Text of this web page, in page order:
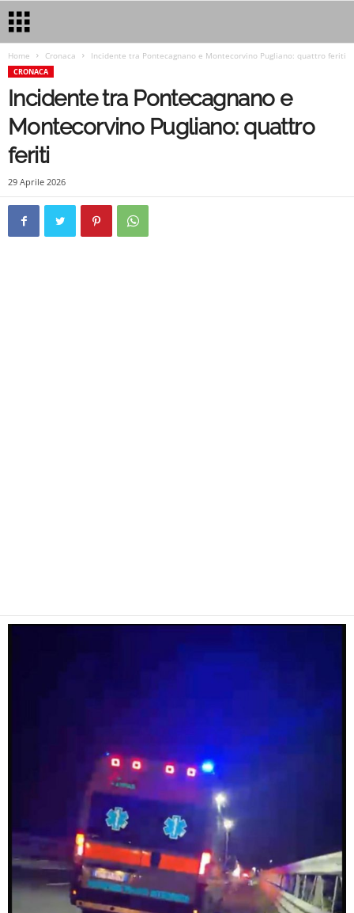
Home Cronaca Incidente tra Pontecagnano e Montecorvino Pugliano: quattro feriti
CRONACA
Incidente tra Pontecagnano e
Montecorvino Pugliano: quattro
feriti
29 Aprile 2026